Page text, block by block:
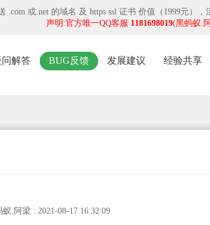
.com 或.net 的域名 及 https ssl 证书 价值（1999元）
声明:官方唯一QQ客服 1181698019(黑蚂蚁.
问解答 BUG反馈 发展建议 经验共享
.阿梁 : 2021-08-17 16:32:09